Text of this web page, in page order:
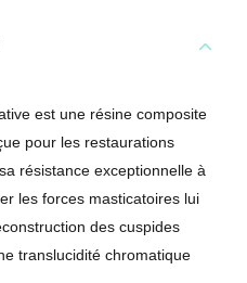
est une résine composite
pour les restaurations
résistance exceptionnelle à
les forces masticatoires lui
des cuspides
translucidité chromatique